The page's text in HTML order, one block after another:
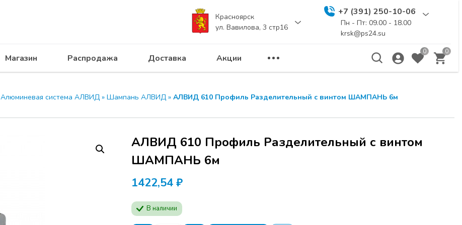
Красноярск
ул. Вавилова, 3 стр16
+7 (391) 250-10-06
Пн - Пт: 09.00 - 18.00
krsk@ps24.su
Магазин Распродажа Доставка Акции
0 0
Алюминевая система АЛВИД » Шампань АЛВИД » АЛВИД 610 Профиль Разделительный с винтом ШАМПАНЬ 6м
АЛВИД 610 Профиль Разделительный с винтом
ШАМПАНЬ 6м
1422,54 ₽
В наличии